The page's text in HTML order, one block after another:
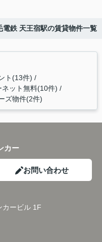
電鉄 天王宿駅の賃貸物件一覧
ト(13件)
ネット無料(10件)
ズ物件(2件)
カー
お問い合わせ
カービル 1F